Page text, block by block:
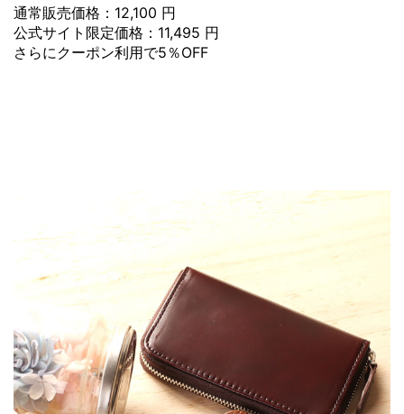
通常販売価格：12,100 円
公式サイト限定価格：11,495 円
さらにクーポン利用で5％OFF